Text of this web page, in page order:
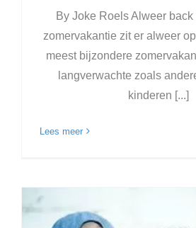
By Joke Roels Alweer
zomervakantie zit er alweer
meest bijzondere
langverwachte zoals
kinderen [...]
Lees meer